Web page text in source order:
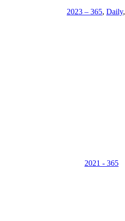
2023 – 365, Daily,
2021 - 365